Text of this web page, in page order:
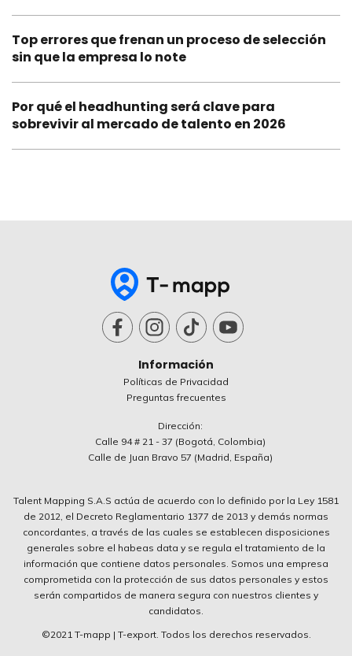
Top errores que frenan un proceso de selección
sin que la empresa lo note
Por qué el headhunting será clave para
sobrevivir al mercado de talento en 2026
Información
Políticas de Privacidad
Preguntas frecuentes
Dirección:
Calle 94 # 21 - 37 (Bogotá, Colombia)
Calle de Juan Bravo 57 (Madrid, España)
Talent Mapping S.A.S actúa de acuerdo con lo definido por la Ley 1581
de 2012, el Decreto Reglamentario 1377 de 2013 y demás normas
concordantes, a través de las cuales se establecen disposiciones
generales sobre el habeas data y se regula el tratamiento de la
información que contiene datos personales. Somos una empresa
comprometida con la protección de sus datos personales y estos
serán compartidos de manera segura con nuestros clientes y
candidatos.
©2021 T-mapp | T-export. Todos los derechos reservados.